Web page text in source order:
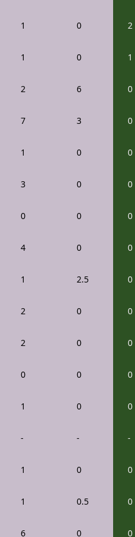
1 0 2
1 0 1
2 6 0
7 3 0
1 0 0
3 0 0
0 0 0
4 0 0
1 2.5 0
2 0 0
2 0 0
0 0 0
1 0 0
- - -
1 0 0
1 0.5 0
6 0 0